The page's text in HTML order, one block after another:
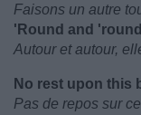
Faisons un autre
'Round and
Autour et autour,
No rest upon this
Pas de repos sur